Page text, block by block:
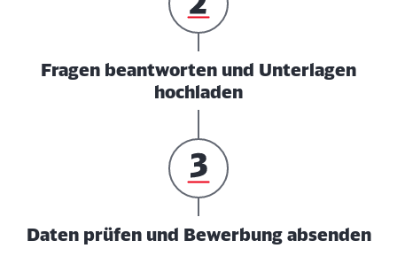
Fragen beantworten und Unterlagen
hochladen
Daten prüfen und Bewerbung absenden